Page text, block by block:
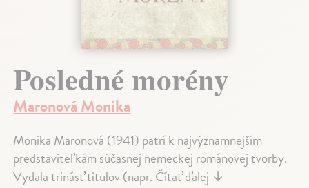
Posledné morény
Maronová Monika
Monika Maronová (1941) patrí k najvýznamnejším
predstaviteľkám súčasnej nemeckej románovej tvorby.
Vydala trinásť titulov (napr.Čítať ďalej↓